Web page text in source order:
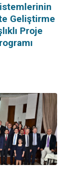
Geliştirme
Proje